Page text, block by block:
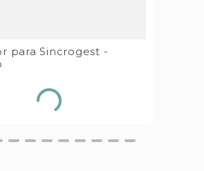
para Sincrogest -